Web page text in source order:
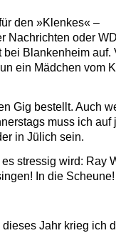
den »Klenkes« –
Nachrichten oder
bei Blankenheim auf.
ein Mädchen vom
Gig bestellt. Auch
muss ich
in Jülich sein.
stressig wird: Ray
In die Scheune!
dieses Jahr krieg ich